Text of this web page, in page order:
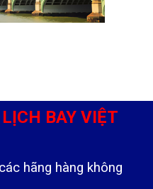
BAY VIỆT
hãng hàng không